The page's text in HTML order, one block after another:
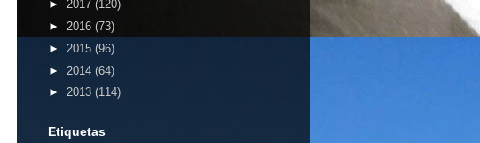
► 2017 (120)
► 2016 (73)
► 2015 (96)
► 2014 (64)
► 2013 (114)
Etiquetas